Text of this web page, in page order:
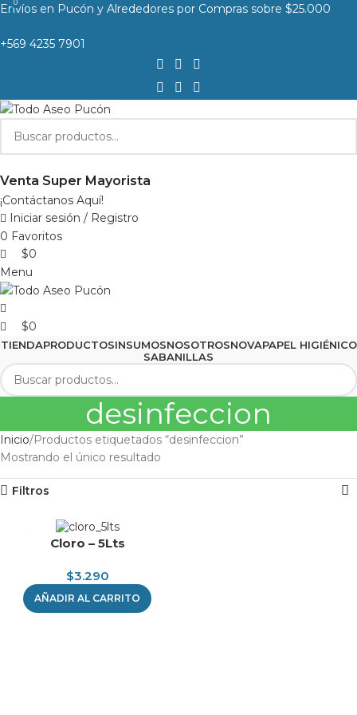
Envíos en Pucón y Alrededores por Compras sobre $25.000
+569 4235 7901
Venta Super Mayorista
¡Contáctanos Aquí!
Iniciar sesión / Registro
0 Favoritos
0
$0
Menu
0
$0
TIENDAPRODUCTOSINSUMOSNOSOTROSNOVAPAPEL HIGIÉNICO
SABANILLAS
desinfeccion
Inicio Productos etiquetados “desinfeccion”
Mostrando el único resultado
Filtros
Cloro – 5Lts
$3.290
AÑADIR AL CARRITO